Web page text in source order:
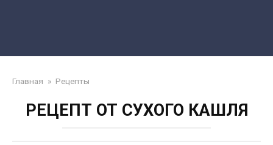
Главная » Рецепты
РЕЦЕПТ ОТ СУХОГО КАШЛЯ